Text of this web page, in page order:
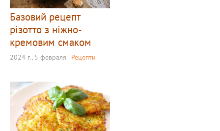
Базовий рецепт
різотто з ніжно-
кремовим смаком
2024 г., 5 февраля Рецепти